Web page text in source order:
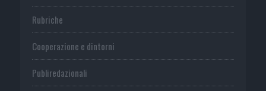
Rubriche
Cooperazione e dintorni
Publiredazionali